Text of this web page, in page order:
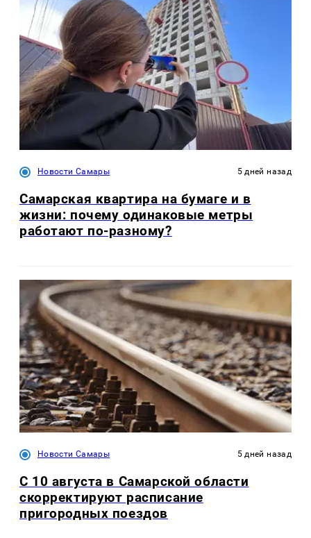
Новости Самары 5 дней назад
Самарская квартира на бумаге и в
жизни: почему одинаковые метры
работают по-разному?
Новости Самары 5 дней назад
С 10 августа в Самарской области
скорректируют расписание
пригородных поездов